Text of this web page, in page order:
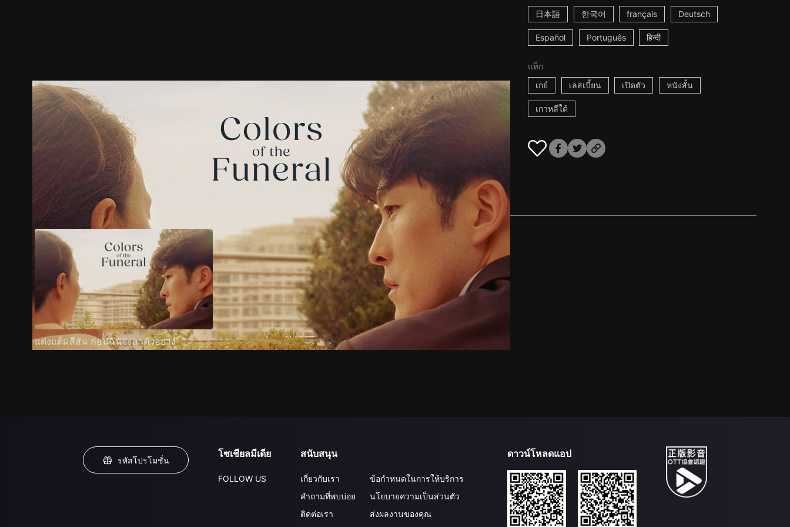
日本語 한국어 français Deutsch
Español Português हिन्दी
แท็ก
เกย์
เลสเบี้ยน เปิดตัว หนังสั้น
เกาหลีใต้
ตัวอย่าง ภาพนิ่ง เนื้อหาที่แนะนำ
แต่งแต้มสีสัน ก่อนฉันจะลาตัวอย่าง
รหัสโปรโมชั่น
โซเชียลมีเดีย
FOLLOW US
สนับสนุน
เกี่ยวกับเรา
คำถามที่พบบ่อย
ติดต่อเรา
ข้อกำหนดในการให้บริการ
นโยบายความเป็นส่วนตัว
ส่งผลงานของคุณ
ดาวน์โหลดแอป